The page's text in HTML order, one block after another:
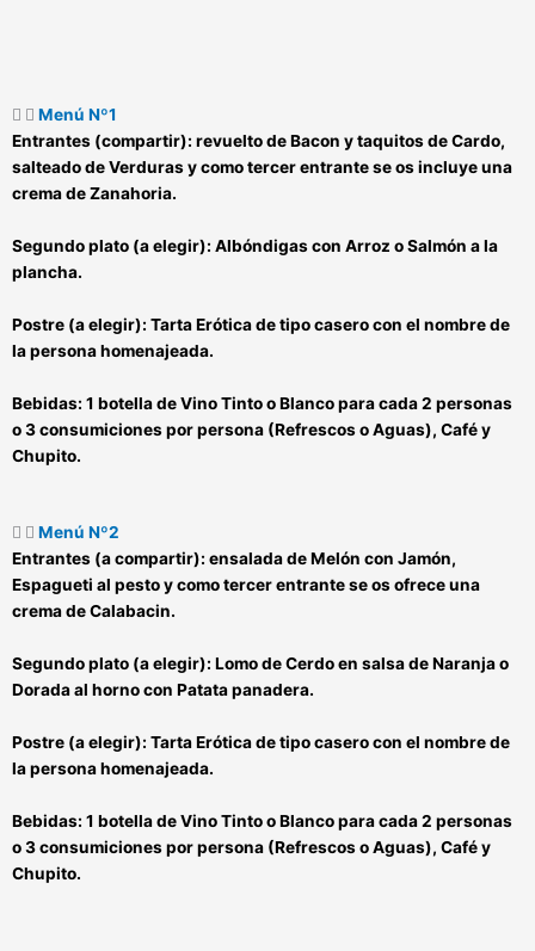
Menú Nº1
Entrantes (compartir): revuelto de Bacon y taquitos de Cardo,
salteado de Verduras y como tercer entrante se os incluye una
crema de Zanahoria.
Segundo plato (a elegir): Albóndigas con Arroz o Salmón a la
plancha.
Postre (a elegir): Tarta Erótica de tipo casero con el nombre de
la persona homenajeada.
Bebidas: 1 botella de Vino Tinto o Blanco para cada 2 personas
o 3 consumiciones por persona (Refrescos o Aguas), Café y
Chupito.
Menú Nº2
Entrantes (a compartir): ensalada de Melón con Jamón,
Espagueti al pesto y como tercer entrante se os ofrece una
crema de Calabacin.
Segundo plato (a elegir): Lomo de Cerdo en salsa de Naranja o
Dorada al horno con Patata panadera.
Postre (a elegir): Tarta Erótica de tipo casero con el nombre de
la persona homenajeada.
Bebidas: 1 botella de Vino Tinto o Blanco para cada 2 personas
o 3 consumiciones por persona (Refrescos o Aguas), Café y
Chupito.